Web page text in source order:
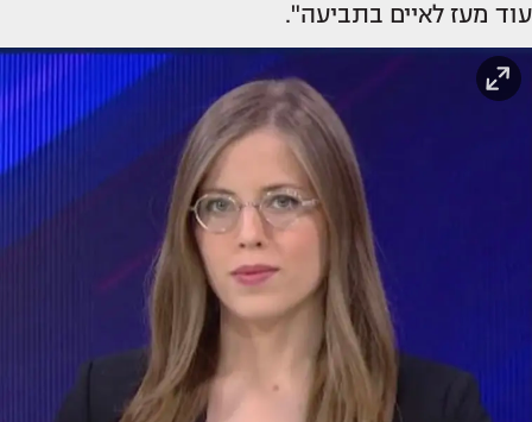
עוד מעז לאיים בתביעה".